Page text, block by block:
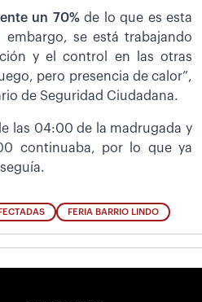
un 70%de lo que es esta
se está trabajando
y el control en las otras
pero presencia de calor”,
de Seguridad Ciudadana.
las 04:00 de la madrugada y
continuaba, por lo que ya
FERIA BARRIO LINDO